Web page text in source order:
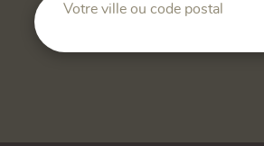
Votre ville ou code postal